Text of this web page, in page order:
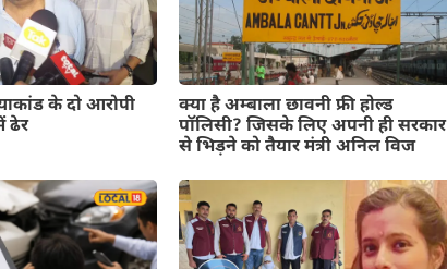
के दो आरोपी
ढेर
क्या है अम्बाला छावनी फ्री होल्ड
पॉलिसी? जिसके लिए अपनी ही सरकार
से भिड़ने को तैयार मंत्री अनिल विज